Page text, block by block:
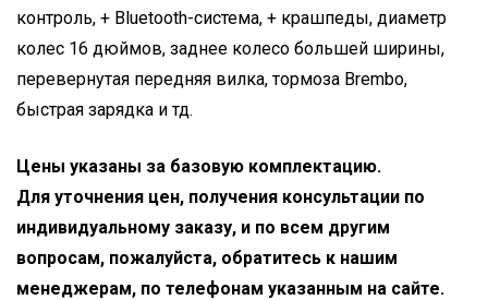
контроль, + Bluetooth-система, + крашпеды, диаметр
колес 16 дюймов, заднее колесо большей ширины,
перевернутая передняя вилка, тормоза Brembo,
быстрая зарядка и тд.
Цены указаны за базовую комплектацию.
Для уточнения цен, получения консультации по
индивидуальному заказу, и по всем другим
вопросам, пожалуйста, обратитесь к нашим
менеджерам, по телефонам указанным на сайте.